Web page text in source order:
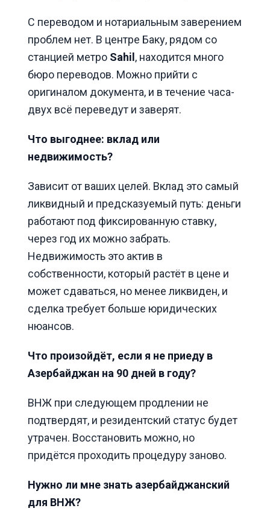
С переводом и нотариальным заверением
проблем нет. В центре Баку, рядом со
станцией метро Sahil, находится много
бюро переводов. Можно прийти с
оригиналом документа, и в течение часа-
двух всё переведут и заверят.
Что выгоднее: вклад или
недвижимость?
Зависит от ваших целей. Вклад это самый
ликвидный и предсказуемый путь: деньги
работают под фиксированную ставку,
через год их можно забрать.
Недвижимость это актив в
собственности, который растёт в цене и
может сдаваться, но менее ликвиден, и
сделка требует больше юридических
нюансов.
Что произойдёт, если я не приеду в
Азербайджан на 90 дней в году?
ВНЖ при следующем продлении не
подтвердят, и резидентский статус будет
утрачен. Восстановить можно, но
придётся проходить процедуру заново.
Нужно ли мне знать азербайджанский
для ВНЖ?